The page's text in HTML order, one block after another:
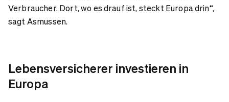
Verbraucher. Dort, wo es drauf ist, steckt Europa drin“,
sagt Asmussen.
Lebensversicherer investieren in
Europa